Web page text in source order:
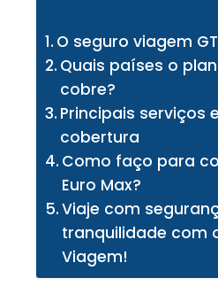
O seguro viagem
Quais países o
cobre?
Principais serviços
cobertura
Como faço para
Euro Max?
Viaje com
tranquilidade com
Viagem!